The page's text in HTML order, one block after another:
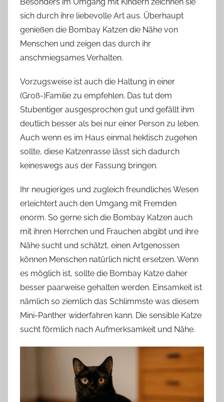
sich durch ihre liebevolle Art aus. Überhaupt
genießen die Bombay Katzen die Nähe von
Menschen und zeigen das durch ihr
anschmiegsames Verhalten.
Vorzugsweise ist auch die Haltung in einer
(Groß-)Familie zu empfehlen. Das tut dem
Stubentiger ausgesprochen gut und gefällt ihm
deutlich besser als bei nur einer Person zu leben.
Auch wenn es im Haus einmal hektisch zugehen
sollte, diese Katzenrasse lässt sich dadurch
keineswegs aus der Fassung bringen.
Ihr neugieriges und zugleich freundliches Wesen
erleichtert auch den Umgang mit Fremden
enorm. So gerne sich die Bombay Katzen auch
mit ihren Herrchen und Frauchen abgibt und ihre
Nähe sucht und schätzt, einen Artgenossen
können Menschen natürlich nicht ersetzen. Wenn
es möglich ist, sollte die Bombay Katze daher
besser paarweise gehalten werden. Einsamkeit ist
nämlich so ziemlich das Schlimmste was diesem
Mini-Panther widerfahren kann. Die sensible Katze
sucht förmlich nach Aufmerksamkeit und Nähe.